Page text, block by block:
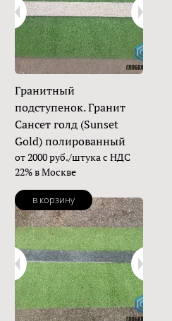
Гранитный
подступенок. Гранит
Сансет голд (Sunset
Gold) полированный
от 2000 руб./штука с НДС
22% в Москве
в корзину